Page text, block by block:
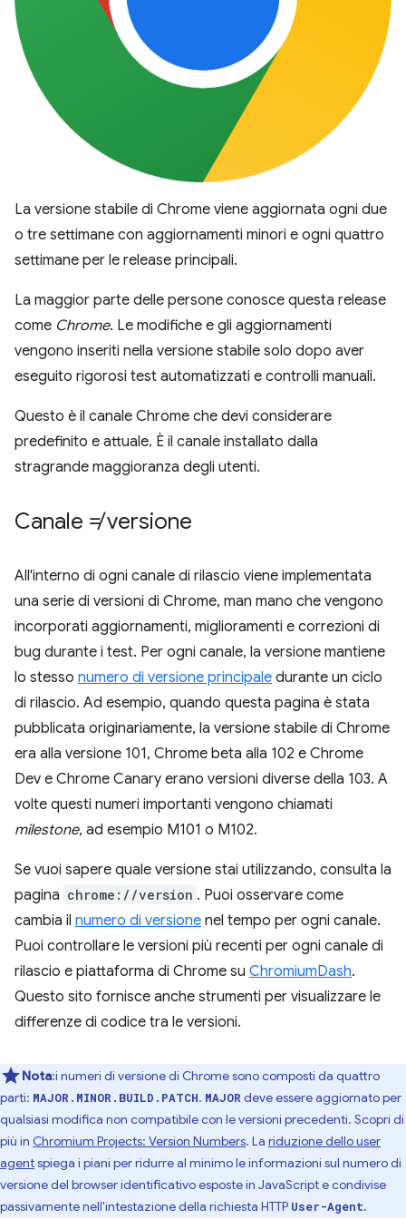
La versione stabile di Chrome viene aggiornata ogni due
o tre settimane con aggiornamenti minori e ogni quattro
settimane per le release principali.
La maggior parte delle persone conosce questa release
come Chrome. Le modifiche e gli aggiornamenti
vengono inseriti nella versione stabile solo dopo aver
eseguito rigorosi test automatizzati e controlli manuali.
Questo è il canale Chrome che devi considerare
predefinito e attuale. È il canale installato dalla
stragrande maggioranza degli utenti.
Canale ≠ versione
All'interno di ogni canale di rilascio viene implementata
una serie di versioni di Chrome, man mano che vengono
incorporati aggiornamenti, miglioramenti e correzioni di
bug durante i test. Per ogni canale, la versione mantiene
lo stesso numero di versione principale durante un ciclo
di rilascio. Ad esempio, quando questa pagina è stata
pubblicata originariamente, la versione stabile di Chrome
era alla versione 101, Chrome beta alla 102 e Chrome
Dev e Chrome Canary erano versioni diverse della 103. A
volte questi numeri importanti vengono chiamati
milestone, ad esempio M101 o M102.
Se vuoi sapere quale versione stai utilizzando, consulta la
pagina chrome://version . Puoi osservare come
cambia il numero di versione nel tempo per ogni canale.
Puoi controllare le versioni più recenti per ogni canale di
rilascio e piattaforma di Chrome su ChromiumDash.
Questo sito fornisce anche strumenti per visualizzare le
differenze di codice tra le versioni.
Nota:i numeri di versione di Chrome sono composti da quattro
parti: MAJOR.MINOR.BUILD.PATCH. MAJOR deve essere aggiornato per
qualsiasi modifica non compatibile con le versioni precedenti. Scopri di
più in Chromium Projects: Version Numbers. La riduzione dello user
agentspiega i piani per ridurre al minimo le informazioni sul numero di
versione del browser identificativo esposte in JavaScript e condivise
passivamente nell'intestazione della richiesta HTTP User-Agent.